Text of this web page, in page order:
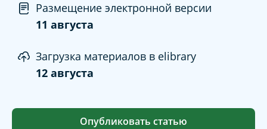
Размещение электронной версии
11 августа
Загрузка материалов в elibrary
12 августа
Опубликовать статью